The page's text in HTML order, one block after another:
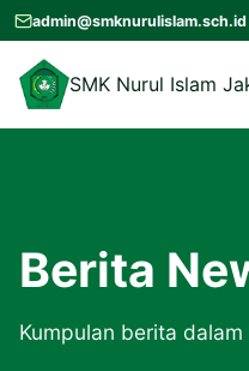
Lewati ke konten
admin@smknurulislam.sch.id
SMK Nurul Islam
Berita
Kumpulan berita